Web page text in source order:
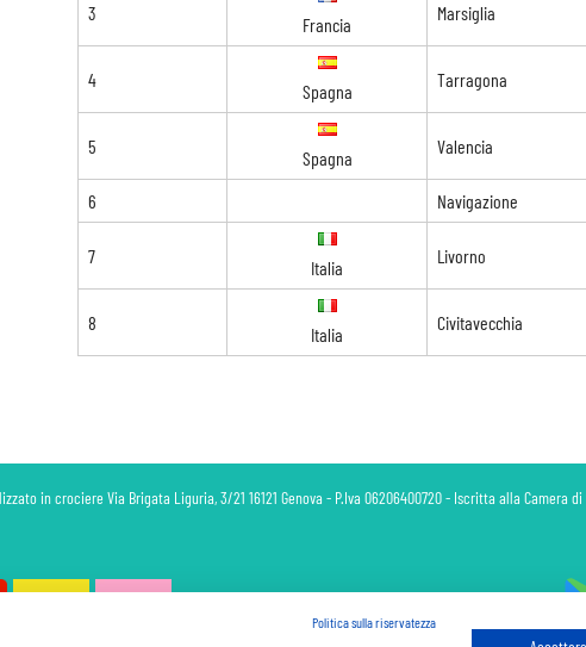
3
Francia
Marsiglia
4
Spagna
Tarragona
5
Spagna
Valencia
6 Navigazione
7
Italia
Livorno
8
Italia
Civitavecchia
in crociere Via Brigata Liguria, 3/21 16121 Genova - P.Iva 06206400720 - Iscritta alla Camera di
Politica sulla riservatezza